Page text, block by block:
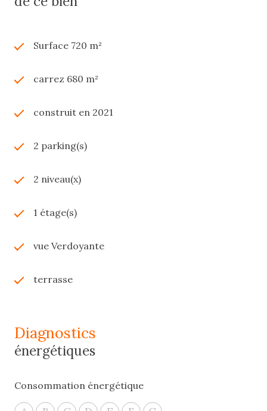
Surface 720 m²
carrez 680 m²
construit en 2021
2 parking(s)
2 niveau(x)
1 étage(s)
vue Verdoyante
terrasse
diagnostics
énergétiques
Consommation énergétique